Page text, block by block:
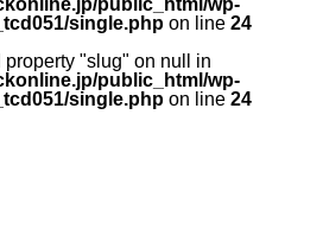
public_html/wp-
single.php on line 24
property "slug" on null in
public_html/wp-
single.php on line 24